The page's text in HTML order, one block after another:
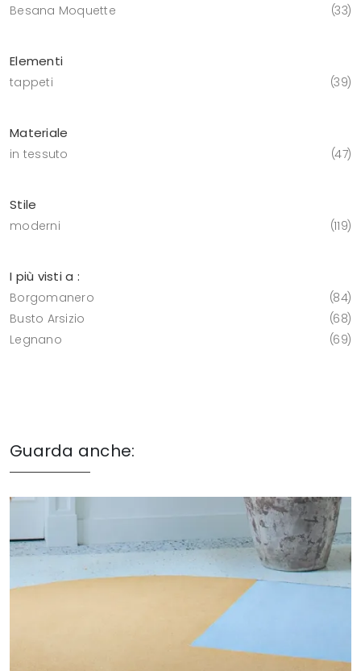
Besana Moquette 33
Elementi
tappeti 39
Materiale
in tessuto 47
Stile
moderni 119
I più visti a :
Borgomanero
84
Busto Arsizio
68
Legnano
69
Guarda anche: